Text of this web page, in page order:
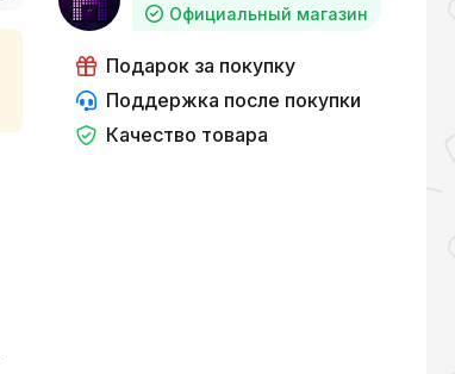
Официальный магазин
Подарок за покупку
Поддержка после покупки
Качество товара